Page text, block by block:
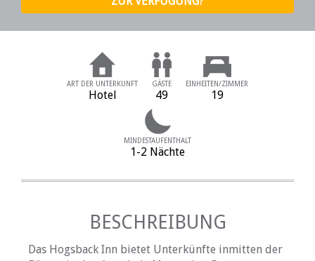
ART DER UNTERKUNFT
Hotel
GÄSTE
49
EINHEITEN/ZIMMER
19
MINDESTAUFENTHALT
1-2 Nächte
BESCHREIBUNG
Das Hogsback Inn bietet Unterkünfte inmitten der